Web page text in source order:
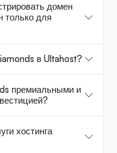
домен
только для
в Ultahost?
премиальными и
хостинга